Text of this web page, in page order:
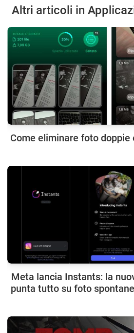
Altri articoli in
Come eliminare foto doppie
Meta lancia Instants: la
punta tutto su foto